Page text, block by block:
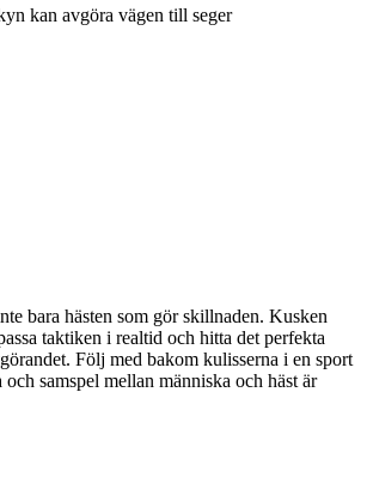
kan avgöra vägen till seger
bara hästen som gör skillnaden. Kusken
taktiken i realtid och hitta det perfekta
Följ med bakom kulisserna i en sport
och samspel mellan människa och häst är